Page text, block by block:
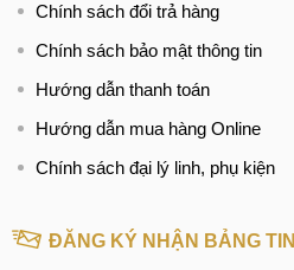
Chính sách đổi trả hàng
Chính sách bảo mật thông tin
Hướng dẫn thanh toán
Hướng dẫn mua hàng Online
Chính sách đại lý linh, phụ kiện
ĐĂNG KÝ NHẬN BẢNG TIN